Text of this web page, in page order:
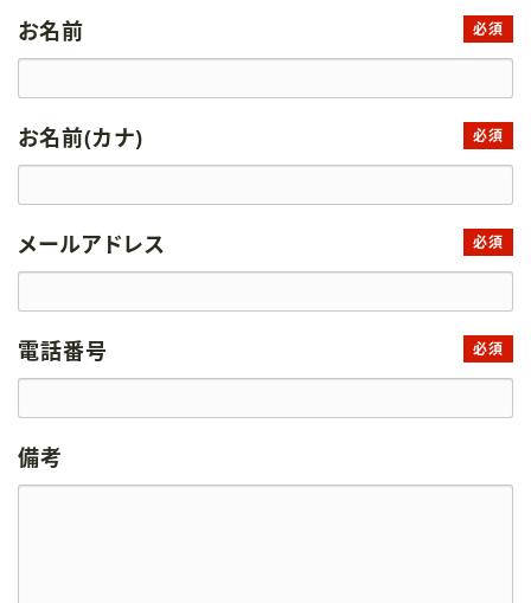
お名前 必須
お名前(カナ) 必須
メールアドレス 必須
電話番号 必須
備考